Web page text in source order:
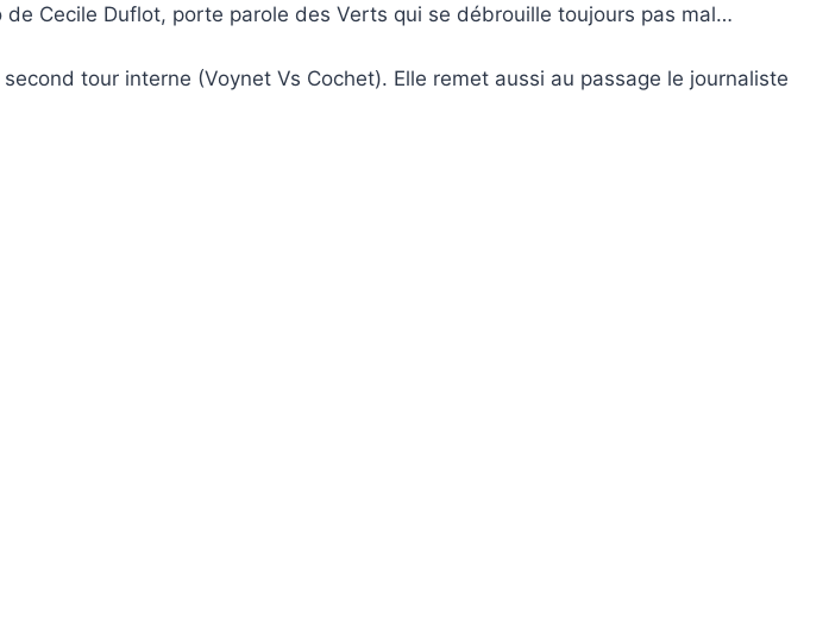
Cecile Duflot, porte parole des Verts qui se débrouille toujours pas mal…
tour interne (Voynet Vs Cochet). Elle remet aussi au passage le journaliste